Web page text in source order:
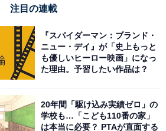
注目の連載
『スパイダーマン：ブランド・
ニュー・デイ』が「史上もっと
も優しいヒーロー映画」になっ
た理由。予習したい作品は？
20年間「駆け込み実績ゼロ」の
学校も…「こども110番の家」
は本当に必要？ PTAが直面する